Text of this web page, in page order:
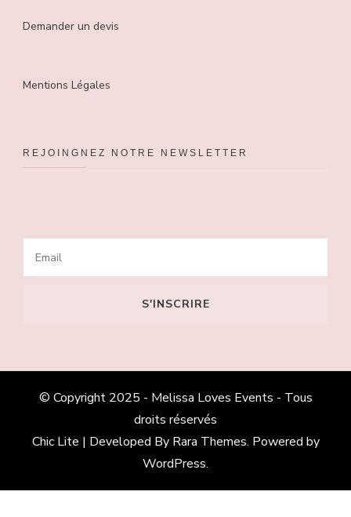
Demander un devis
Mentions Légales
REJOINGNEZ NOTRE NEWSLETTER
© Copyright 2025 - Melissa Loves Events - Tous
droits réservés
Chic Lite | Developed By Rara Themes. Powered by
WordPress.